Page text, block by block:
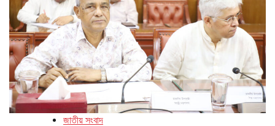
জাতীয় সংবাদ